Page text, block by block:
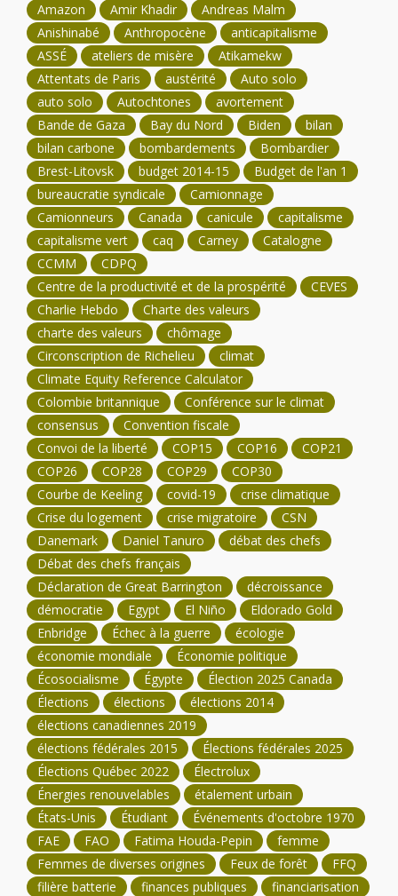
Amazon Amir Khadir
Andreas Malm
Anishinabé
Anthropocène
anticapitalisme
ASSÉ
ateliers de misère
Atikamekw
Attentats de Paris
austérité
Auto solo
auto solo
Autochtones
avortement
Bande de Gaza
Bay du Nord Biden
bilan
bilan carbone
bombardements
Bombardier
Brest-Litovsk
budget 2014-15
Budget de l'an 1
bureaucratie syndicale
Camionnage
Camionneurs
Canada canicule
capitalisme
capitalisme vert
caq Carney
Catalogne
CCMM
CDPQ
Centre de la productivité et de la prospérité
CEVES
Charlie Hebdo
Charte des valeurs
charte des valeurs
chômage
Circonscription de Richelieu
climat
Climate Equity Reference Calculator
Colombie britannique
Conférence sur le climat
consensus
Convention fiscale
Convoi de la liberté
COP15 COP16
COP21
COP26
COP28 COP29
COP30
Courbe de Keeling
covid-19
crise climatique
Crise du logement
crise migratoire
CSN
Danemark
Daniel Tanuro
débat des chefs
Débat des chefs français
Déclaration de Great Barrington
décroissance
démocratie
Egypt El Niño
Eldorado Gold
Enbridge
Échec à la guerre
écologie
économie mondiale
Économie politique
Écosocialisme
Égypte
Élection 2025 Canada
Élections
élections
élections 2014
élections canadiennes 2019
élections fédérales 2015
Élections fédérales 2025
Élections Québec 2022
Électrolux
Énergies renouvelables
étalement urbain
États-Unis
Étudiant
Événements d'octobre 1970
FAE
FAO Fatima Houda-Pepin
femme
Femmes de diverses origines
Feux de forêt
FFQ
filière batterie
finances publiques
financiarisation